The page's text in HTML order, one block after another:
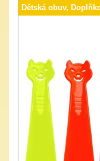
Dětská obuv,